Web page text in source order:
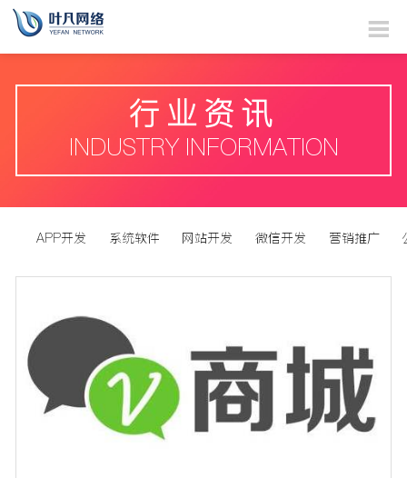
行业资讯
INDUSTRY INFORMATION
APP开发 系统软件 网站开发 微信开发 营销推广